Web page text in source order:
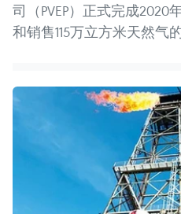
司（PVEP）正式完成2020
和销售115万立方米天然气